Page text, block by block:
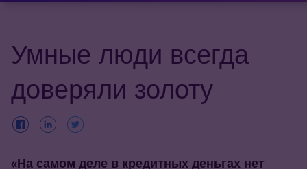
Умные люди всегда
доверяли золоту
«На самом деле в кредитных деньгах нет